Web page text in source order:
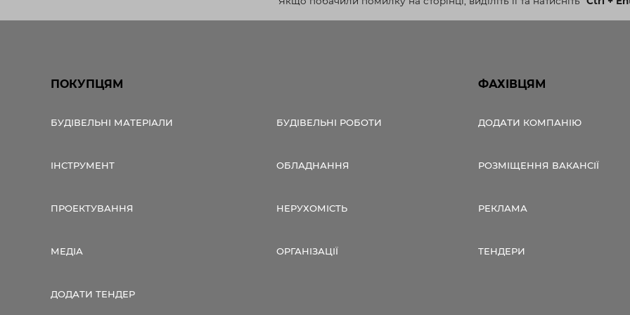
ПОКУПЦЯМ
БУДІВЕЛЬНІ МАТЕРІАЛИ БУДІВЕЛЬНІ РОБОТИ
ІНСТРУМЕНТ ОБЛАДНАННЯ
ПРОЕКТУВАННЯ НЕРУХОМІСТЬ
МЕДІА ОРГАНІЗАЦІЇ
ДОДАТИ ТЕНДЕР
ФАХІВЦЯМ
ДОДАТИ КОМПАНІЮ
РОЗМІЩЕННЯ ВАКАНСІЇ
РЕКЛАМА
ТЕНДЕРИ